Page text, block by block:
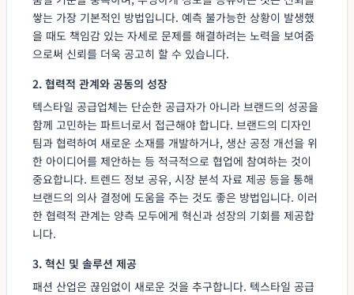
쌓는 가장 기본적인 방법입니다. 예측 불가능한 상황이 발생했
을 때도 책임감 있는 자세로 문제를 해결하려는 노력을 보여줌
으로써 신뢰를 더욱 공고히 할 수 있습니다.
2. 협력적 관계와 공동의 성장
텍스타일 공급업체는 단순한 공급자가 아니라 브랜드의 성공을
함께 고민하는 파트너로서 접근해야 합니다. 브랜드의 디자인
팀과 협력하여 새로운 소재를 개발하거나, 생산 공정 개선을 위
한 아이디어를 제안하는 등 적극적으로 협업에 참여하는 것이
중요합니다. 트렌드 정보 공유, 시장 분석 자료 제공 등을 통해
브랜드의 의사 결정에 도움을 주는 것도 좋은 방법입니다. 이러
한 협력적 관계는 양측 모두에게 혁신과 성장의 기회를 제공합
니다.
3. 혁신 및 솔루션 제공
패션 산업은 끊임없이 새로운 것을 추구합니다. 텍스타일 공급